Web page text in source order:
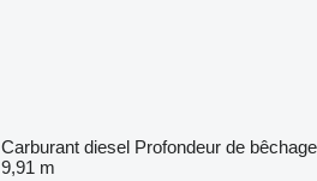
Carburant diesel Profondeur de bêchage
9,91 m